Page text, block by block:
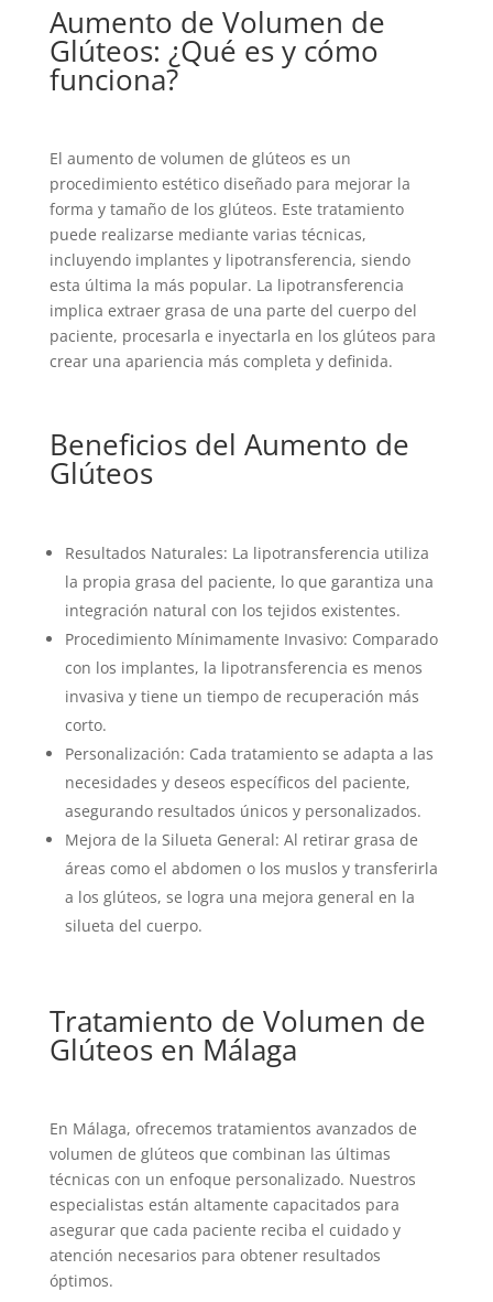
Aumento de Volumen de
Glúteos: ¿Qué es y cómo
funciona?
El aumento de volumen de glúteos es un
procedimiento estético diseñado para mejorar la
forma y tamaño de los glúteos. Este tratamiento
puede realizarse mediante varias técnicas,
incluyendo implantes y lipotransferencia, siendo
esta última la más popular. La lipotransferencia
implica extraer grasa de una parte del cuerpo del
paciente, procesarla e inyectarla en los glúteos para
crear una apariencia más completa y definida.
Beneficios del Aumento de
Glúteos
Resultados Naturales: La lipotransferencia utiliza
la propia grasa del paciente, lo que garantiza una
integración natural con los tejidos existentes.
Procedimiento Mínimamente Invasivo: Comparado
con los implantes, la lipotransferencia es menos
invasiva y tiene un tiempo de recuperación más
corto.
Personalización: Cada tratamiento se adapta a las
necesidades y deseos específicos del paciente,
asegurando resultados únicos y personalizados.
Mejora de la Silueta General: Al retirar grasa de
áreas como el abdomen o los muslos y transferirla
a los glúteos, se logra una mejora general en la
silueta del cuerpo.
Tratamiento de Volumen de
Glúteos en Málaga
En Málaga, ofrecemos tratamientos avanzados de
volumen de glúteos que combinan las últimas
técnicas con un enfoque personalizado. Nuestros
especialistas están altamente capacitados para
asegurar que cada paciente reciba el cuidado y
atención necesarios para obtener resultados
óptimos.